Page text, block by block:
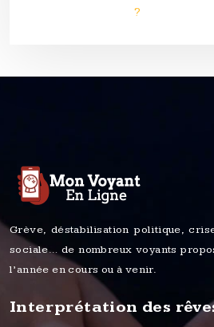
?
Grève, déstabilisation politique,
sociale… de nombreux voyants
l’année en cours ou à venir.
Interprétation des